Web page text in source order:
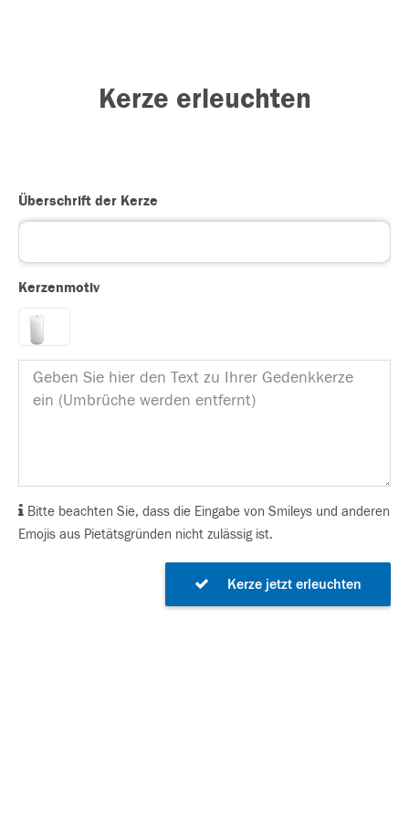
Kerze erleuchten
Überschrift der Kerze
Kerzenmotiv
Bitte beachten Sie, dass die Eingabe von Smileys und anderen
Emojis aus Pietätsgründen nicht zulässig ist.
Kerze jetzt erleuchten